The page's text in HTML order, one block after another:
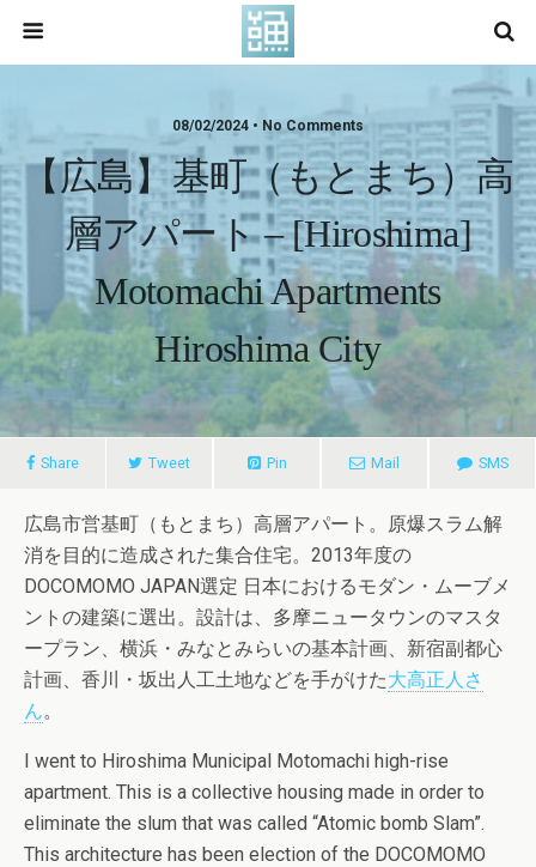
08/02/2024 • No Comments
【広島】基町（もとまち）高
層アパート – [Hiroshima]
Motomachi Apartments
Hiroshima City
Share Tweet Pin Mail SMS
広島市営基町（もとまち）高層アパート。原爆スラム解
消を目的に造成された集合住宅。2013年度の
DOCOMOMO JAPAN選定 日本におけるモダン・ムーブメ
ントの建築に選出。設計は、多摩ニュータウンのマスタ
ープラン、横浜・みなとみらいの基本計画、新宿副都心
計画、香川・坂出人工土地などを手がけた大高正人さ
ん。
I went to Hiroshima Municipal Motomachi high-rise
apartment. This is a collective housing made ​​in order to
eliminate the slum that was called “Atomic bomb Slam”.
This architecture has been election of the DOCOMOMO